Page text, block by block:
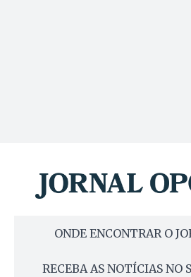
ONDE ENCONTRAR O
RECEBA AS NOTÍCIAS NO